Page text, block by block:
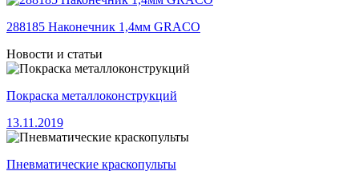
288185 Наконечник 1,4мм GRACO
Новости и статьи
Покраска металлоконструкций
13.11.2019
Пневматические краскопульты